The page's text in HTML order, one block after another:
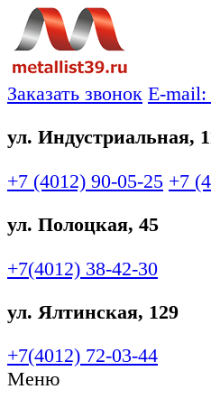
Заказать звонок E-
ул. Индустриальная,
+7 (4012) 90-05-25 +7
ул. Полоцкая, 45
+7(4012) 38-42-30
ул. Ялтинская, 129
+7(4012) 72-03-44
Меню